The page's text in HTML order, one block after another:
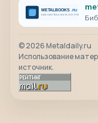
©2026 Metaldaily.ru
Использование
источник.